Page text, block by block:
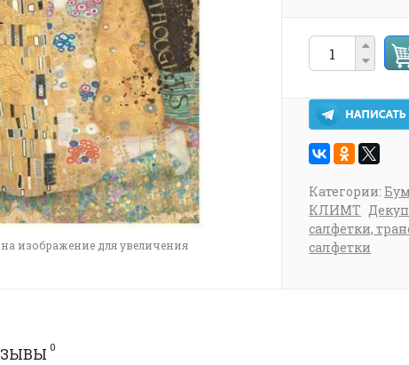
изображение для увеличения
Категории:
КЛИМТ
салфетки,
салфетки
0